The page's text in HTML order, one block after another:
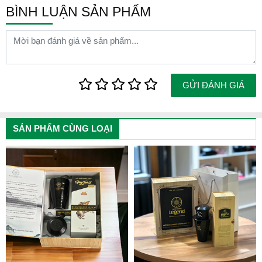
Hộp quà cafe Legend 3in1 Trung Nguyên
Đây là sản phẩm được ĐẶT HÀNG theo YÊU CẦU
BÌNH LUẬN SẢN PHẨM
GỬI ĐÁNH GIÁ
SẢN PHẨM CÙNG LOẠI